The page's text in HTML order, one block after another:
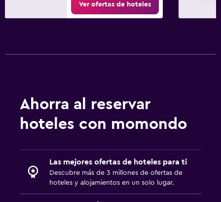
Ver ofertas de hoteles
Ahorra al reservar
hoteles con momondo
Las mejores ofertas de hoteles para ti
Descubre más de 3 millones de ofertas de
hoteles y alojamientos en un solo lugar.